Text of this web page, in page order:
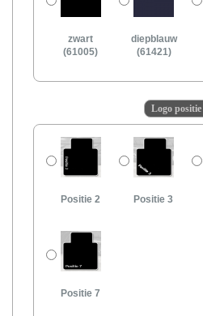
zwart
(61005)
diepblauw
(61421)
Logo positie
Positie 2 Positie 3
Positie 7